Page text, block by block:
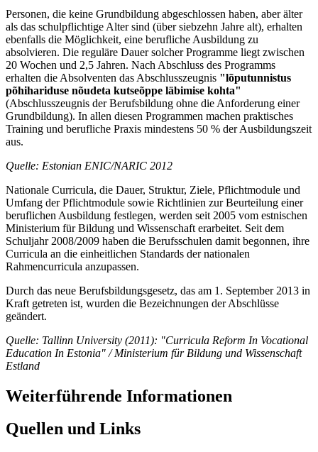
Personen, die keine Grundbildung abgeschlossen haben, aber älter
als das schulpflichtige Alter sind (über siebzehn Jahre alt), erhalten
ebenfalls die Möglichkeit, eine berufliche Ausbildung zu
absolvieren. Die reguläre Dauer solcher Programme liegt zwischen
20 Wochen und 2,5 Jahren. Nach Abschluss des Programms
erhalten die Absolventen das Abschlusszeugnis "lõputunnistus
põhihariduse nõudeta kutseõppe läbimise kohta"
(Abschlusszeugnis der Berufsbildung ohne die Anforderung einer
Grundbildung). In allen diesen Programmen machen praktisches
Training und berufliche Praxis mindestens 50 % der Ausbildungszeit
aus.
Quelle: Estonian ENIC/NARIC 2012
Nationale Curricula, die Dauer, Struktur, Ziele, Pflichtmodule und
Umfang der Pflichtmodule sowie Richtlinien zur Beurteilung einer
beruflichen Ausbildung festlegen, werden seit 2005 vom estnischen
Ministerium für Bildung und Wissenschaft erarbeitet. Seit dem
Schuljahr 2008/2009 haben die Berufsschulen damit begonnen, ihre
Curricula an die einheitlichen Standards der nationalen
Rahmencurricula anzupassen.
Durch das neue Berufsbildungsgesetz, das am 1. September 2013 in
Kraft getreten ist, wurden die Bezeichnungen der Abschlüsse
geändert.
Quelle: Tallinn University (2011): "Curricula Reform In Vocational
Education In Estonia" / Ministerium für Bildung und Wissenschaft
Estland
Weiterführende Informationen
Quellen und Links